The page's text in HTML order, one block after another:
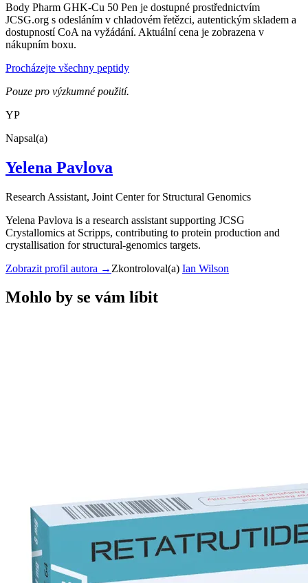
Body Pharm GHK-Cu 50 Pen je dostupné prostřednictvím
JCSG.org s odesláním v chladovém řetězci, autentickým skladem a
dostupností CoA na vyžádání. Aktuální cena je zobrazena v
nákupním boxu.
Procházejte všechny peptidy
Pouze pro výzkumné použití.
YP
Napsal(a)
Yelena Pavlova
Research Assistant, Joint Center for Structural Genomics
Yelena Pavlova is a research assistant supporting JCSG
Crystallomics at Scripps, contributing to protein production and
crystallisation for structural-genomics targets.
Zobrazit profil autora → Zkontroloval(a) Ian Wilson
Mohlo by se vám líbit